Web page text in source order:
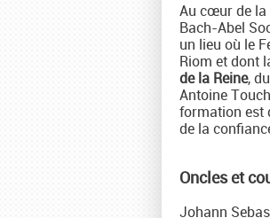
Au cœur de la
Bach-Abel
un lieu où le
Riom et dont
de la Reine,
Antoine
formation est
de la
Oncles et
Johann